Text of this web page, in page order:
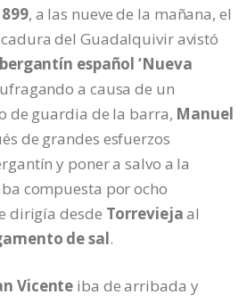
, a las nueve de la mañana, el
del Guadalquivir avistó
bergantín español ‘Nueva
a causa de un
de guardia de la barra, Manuel
de grandes esfuerzos
y poner a salvo a la
compuesta por ocho
dirigía desde Torreviejaal
de sal.
Vicente iba de arribada y